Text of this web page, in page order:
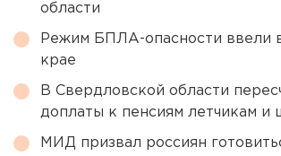
области
Режим БПЛА-опасности ввели
крае
В Свердловской области
доплаты к пенсиям летчикам и
МИД призвал россиян